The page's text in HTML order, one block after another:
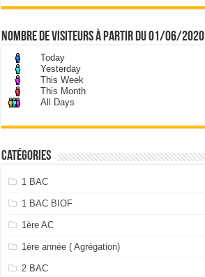
nombre de visiteurs à partir du 01/06/2020
Today
Yesterday
This Week
This Month
All Days
Catégories
1 BAC
1 BAC BIOF
1ère AC
1ère année ( Agrégation)
2 BAC